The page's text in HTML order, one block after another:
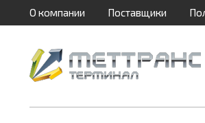
О компании Поставщики